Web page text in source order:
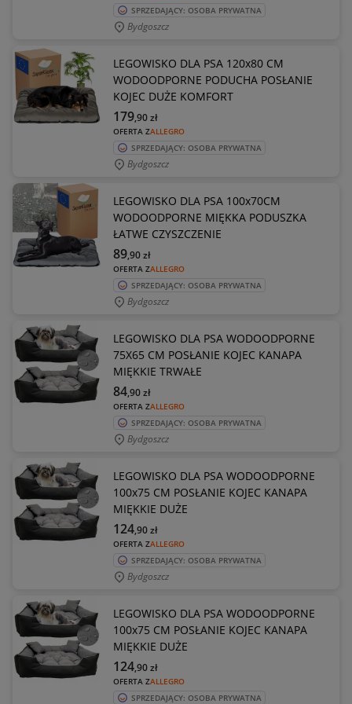
SPRZEDAJĄCY: OSOBA PRYWATNA
Bydgoszcz
LEGOWISKO DLA PSA 120x80 CM
WODOODPORNE PODUCHA POSŁANIE
KOJEC DUŻE KOMFORT
OFERTA ZALLEGRO
179,90zł
SPRZEDAJĄCY: OSOBA PRYWATNA
Bydgoszcz
LEGOWISKO DLA PSA 100x70CM
WODOODPORNE MIĘKKA PODUSZKA
ŁATWE CZYSZCZENIE
OFERTA ZALLEGRO
89,90zł
SPRZEDAJĄCY: OSOBA PRYWATNA
Bydgoszcz
LEGOWISKO DLA PSA WODOODPORNE
75X65 CM POSŁANIE KOJEC KANAPA
MIĘKKIE TRWAŁE
OFERTA ZALLEGRO
84,90zł
SPRZEDAJĄCY: OSOBA PRYWATNA
Bydgoszcz
LEGOWISKO DLA PSA WODOODPORNE
100x75 CM POSŁANIE KOJEC KANAPA
MIĘKKIE DUŻE
OFERTA ZALLEGRO
124,90zł
SPRZEDAJĄCY: OSOBA PRYWATNA
Bydgoszcz
LEGOWISKO DLA PSA WODOODPORNE
100x75 CM POSŁANIE KOJEC KANAPA
MIĘKKIE DUŻE
OFERTA ZALLEGRO
124,90zł
SPRZEDAJĄCY: OSOBA PRYWATNA